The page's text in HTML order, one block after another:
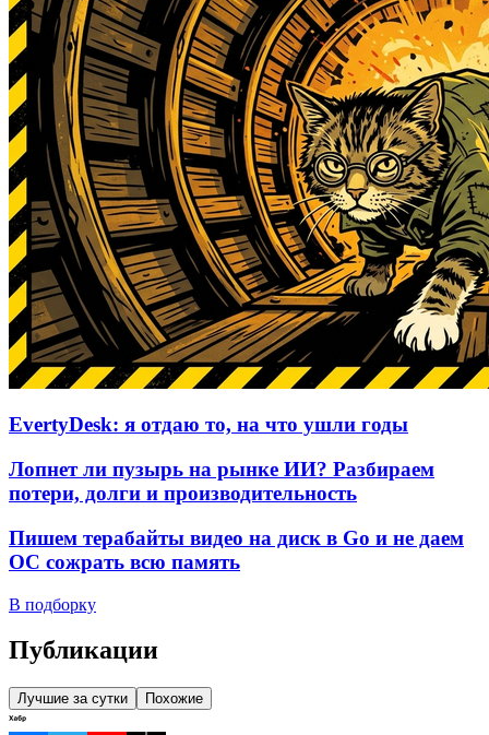
EvertyDesk: я отдаю то, на что ушли годы
Лопнет ли пузырь на рынке ИИ? Разбираем
потери, долги и производительность
Пишем терабайты видео на диск в Go и не даем
ОС сожрать всю память
В подборку
Публикации
Лучшие за сутки Похожие